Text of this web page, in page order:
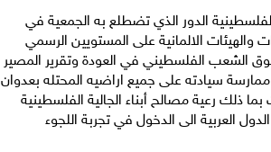
الدور الذي تضطلع به الجمعية في
والهيئات الالمانية على المستويين الرسمي
الشعب الفلسطيني في العودة وتقرير المصير
سيادته على جميع اراضيه المحتله بعدوان
بما ذلك رعية مصالح أبناء الجالية الفلسطينية
العربية الى الدخول في تجربة اللجوء